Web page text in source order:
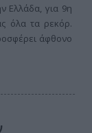
Ελλάδα, για 9η
όλα τα ρεκόρ.
άφθονο